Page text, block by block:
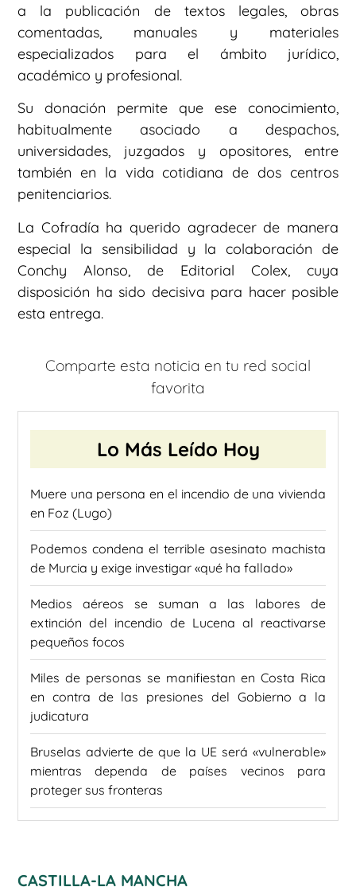
a la publicación de textos legales, obras
comentadas, manuales y materiales
especializados para el ámbito jurídico,
académico y profesional.
Su donación permite que ese conocimiento,
habitualmente asociado a despachos,
universidades, juzgados y opositores, entre
también en la vida cotidiana de dos centros
penitenciarios.
La Cofradía ha querido agradecer de manera
especial la sensibilidad y la colaboración de
Conchy Alonso, de Editorial Colex, cuya
disposición ha sido decisiva para hacer posible
esta entrega.
Comparte esta noticia en tu red social
favorita
Lo Más Leído Hoy
Muere una persona en el incendio de una vivienda
en Foz (Lugo)
Podemos condena el terrible asesinato machista
de Murcia y exige investigar «qué ha fallado»
Medios aéreos se suman a las labores de
extinción del incendio de Lucena al reactivarse
pequeños focos
Miles de personas se manifiestan en Costa Rica
en contra de las presiones del Gobierno a la
judicatura
Bruselas advierte de que la UE será «vulnerable»
mientras dependa de países vecinos para
proteger sus fronteras
CASTILLA-LA MANCHA